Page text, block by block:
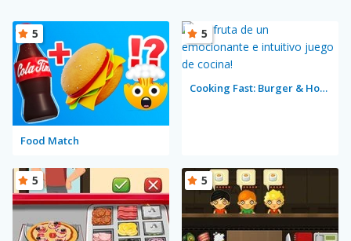
Food Match
5
Cooking Fast: Burger & Hotdog
5
5 5